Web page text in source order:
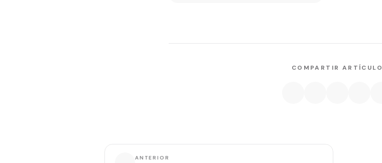
COMPARTIR ARTÍCULO
ANTERIOR